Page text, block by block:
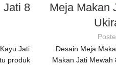
Jati 8
Jati
produk
Meja Makan
Desain Meja
Makan Jati Mewah